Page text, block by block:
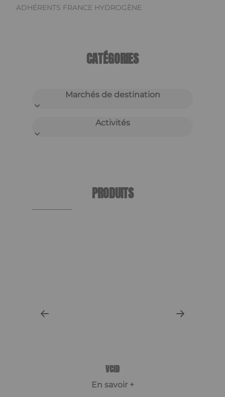
ADHÉRENTS FRANCE HYDROGÈNE
CATÉGORIES
Marchés de destination
Activités
PRODUITS
VCID
En savoir +